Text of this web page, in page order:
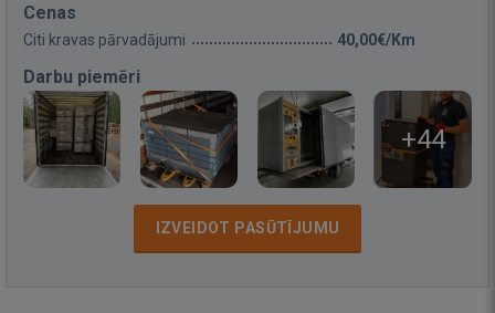
Cenas
Citi kravas pārvadājumi 40,00€/Km
Darbu piemēri
+44
IZVEIDOT PASŪTĪJUMU